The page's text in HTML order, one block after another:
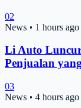
02
News • 1 hours ago
Li Auto
Penjualan
03
News • 4 hours ago